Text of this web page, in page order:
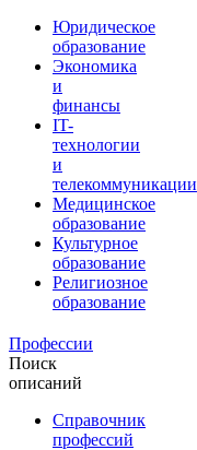
Юридическое
образование
Экономика
и
финансы
IT-
технологии
и
телекоммуникации
Медицинское
образование
Культурное
образование
Религиозное
образование
Профессии
Поиск
описаний
Справочник
профессий